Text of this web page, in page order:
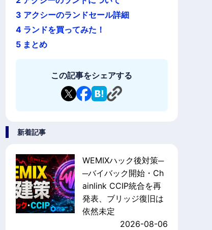
3 アクシーのランドセール詳細
4 ランドを買ってみた！
5 まとめ
この記事をシェアする
新着記事
WEMIXハック後対策─
─バイバック開始・Ch
ainlink CCIP統合を再
発表、ブリッジ復旧は
依然未定
2026-08-06